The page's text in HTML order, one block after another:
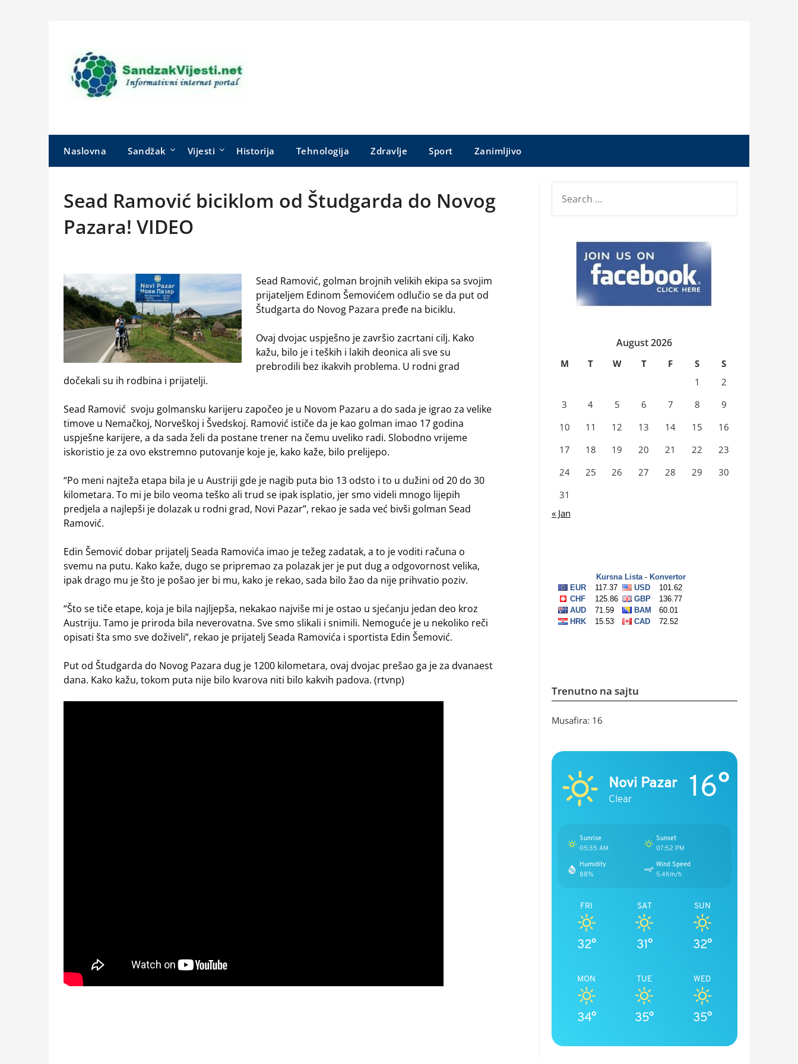
Naslovna Sandžak Vijesti Historija Tehnologija Zdravlje Sport Zanimljivo
Sead Ramović biciklom od Študgarda do Novog
Pazara! VIDEO
Sead Ramović, golman brojnih velikih ekipa sa svojim
prijateljem Edinom Šemovićem odlučio se da put od
Študgarta do Novog Pazara pređe na biciklu.
Ovaj dvojac uspješno je završio zacrtani cilj. Kako
kažu, bilo je i teških i lakih deonica ali sve su
prebrodili bez ikakvih problema. U rodni grad
dočekali su ih rodbina i prijatelji.
Sead Ramović svoju golmansku karijeru započeo je u Novom Pazaru a do sada je igrao za velike
timove u Nemačkoj, Norveškoj i Švedskoj. Ramović ističe da je kao golman imao 17 godina
uspješne karijere, a da sada želi da postane trener na čemu uveliko radi. Slobodno vrijeme
iskoristio je za ovo ekstremno putovanje koje je, kako kaže, bilo prelijepo.
“Po meni najteža etapa bila je u Austriji gde je nagib puta bio 13 odsto i to u dužini od 20 do 30
kilometara. To mi je bilo veoma teško ali trud se ipak isplatio, jer smo videli mnogo lijepih
predjela a najlepši je dolazak u rodni grad, Novi Pazar”, rekao je sada već bivši golman Sead
Ramović.
Edin Šemović dobar prijatelj Seada Ramovića imao je težeg zadatak, a to je voditi računa o
svemu na putu. Kako kaže, dugo se pripremao za polazak jer je put dug a odgovornost velika,
ipak drago mu je što je pošao jer bi mu, kako je rekao, sada bilo žao da nije prihvatio poziv.
“Što se tiče etape, koja je bila najljepša, nekakao najviše mi je ostao u sjećanju jedan deo kroz
Austriju. Tamo je priroda bila neverovatna. Sve smo slikali i snimili. Nemoguće je u nekoliko reči
opisati šta smo sve doživeli”, rekao je prijatelj Seada Ramovića i sportista Edin Šemović.
Put od Študgarda do Novog Pazara dug je 1200 kilometara, ovaj dvojac prešao ga je za dvanaest
dana. Kako kažu, tokom puta nije bilo kvarova niti bilo kakvih padova. (rtvnp)
FOR:
August 2026
M T W T F S
S
1
2
3
4 5 6 7 8
9
10
11 12 13 14 15
16
17
18 19 20 21 22
23
24
25 26 27 28 29
30
31
« Jan
Trenutno na sajtu
Musafira: 16
Novi Pazar
Clear 16°
Sunrise
05:35 AM
Sunset
07:52 PM
Humidity
88%
Wind Speed
5.4Km/h
FRI
32°
SAT
31°
SUN
32°
MON
34°
TUE
35°
WED
35°